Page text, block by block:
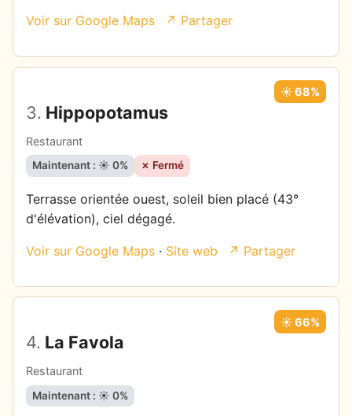
Voir sur Google Maps ↗ Partager
3. Hippopotamus
Restaurant
☀️ 68%
Maintenant : ☀️ 0% ✗ Fermé
Terrasse orientée ouest, soleil bien placé (43°
d'élévation), ciel dégagé.
Voir sur Google Maps · Site web ↗ Partager
4. La Favola
Restaurant
☀️ 66%
Maintenant : ☀️ 0%